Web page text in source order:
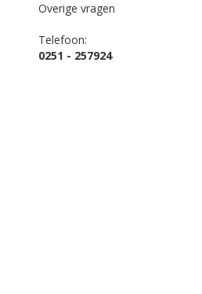
Overige vragen
Telefoon:
0251 - 257924